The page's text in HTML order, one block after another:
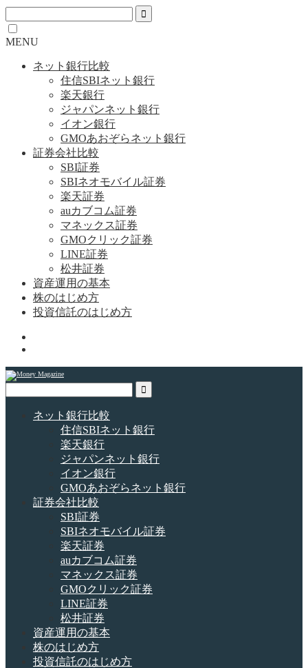
MENU
ネット銀行比較
住信SBIネット銀行
楽天銀行
ジャパンネット銀行
イオン銀行
GMOあおぞらネット銀行
証券会社比較
SBI証券
SBIネオモバイル証券
楽天証券
auカブコム証券
マネックス証券
GMOクリック証券
LINE証券
松井証券
資産運用の基本
株のはじめ方
投資信託のはじめ方
ネット銀行比較
住信SBIネット銀行
楽天銀行
ジャパンネット銀行
イオン銀行
GMOあおぞらネット銀行
証券会社比較
SBI証券
SBIネオモバイル証券
楽天証券
auカブコム証券
マネックス証券
GMOクリック証券
LINE証券
松井証券
資産運用の基本
株のはじめ方
投資信託のはじめ方